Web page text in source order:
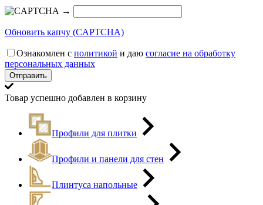
→
Обновить капчу (CAPTCHA)
Ознакомлен с политикой и даю согласие на обработку
персональных данных
Товар успешно добавлен в корзину
Профили для плитки
Профили и панели для стен
Плинтуса напольные